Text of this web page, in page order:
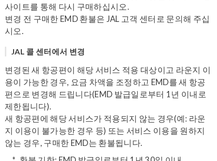
사이트를 통해 다시 구매하십시오.
변경 전 구매한 EMD 환불은 JAL 고객 센터로 문의해 주십
시오.
JAL 콜 센터에서 변경
변경된 새 항공편이 해당 서비스 적용 대상이고 라운지 이
용이 가능한 경우, 요금 차액을 조정하고 EMD를 새 항공
편으로 변경해 드립니다(EMD 발급일로부터 1년 이내로
제한됩니다).
새 항공편에 해당 서비스가 적용되지 않는 경우(예: 라운
지 이용이 불가능한 경우 등) 또는 서비스 이용을 원하지
않는 경우, 구매한 EMD는 환불됩니다.